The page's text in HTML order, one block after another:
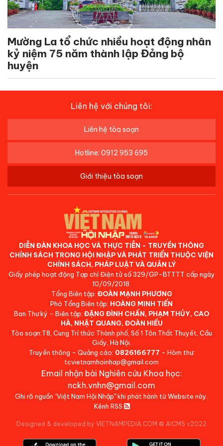
Mường La tổ chức nhiều hoạt động nhân
kỷ niệm 75 năm thành lập Đảng bộ
huyện
Liên hệ với chúng tôi:
Liên hệ tòa soạn
Hotline: 0912 953 695
Giới thiệu tòa soạn
DIỄN ĐÀN KHOA HỌC VÀ THỰC TIỄN - TRUYỀN THÔNG
CHÍNH SÁCH TRONG HỘI NHẬP VÀ PHÁT TRIỂN THUỘC VIỆN
CHÍNH SÁCH, PHÁP LUẬT VÀ QUẢN LÝ
Giấy phép hoạt động Tạp chí Điện tử số 329/GP-BTTTT cấp ngày
10/09/2018.
Tổng Biên tập: ĐOÀN MẠNH PHƯƠNG
Phó Tổng Biên tập: HOÀNG MINH TIẾN
Ban Thư ký - Biên tập: ĐẶNG ĐÌNH CHẤN, PHẠM THỦY, CAO
HÀ, NHẬT QUANG, ĐOÀN HIẾU
Tòa soạn:T8, Cung Trí thức Thành phố, Số 1 Tôn Thất Thuyết, Cầu
Giấy, Hà Nội.
Truyền thông - Quảng cáo: 0826166777 - Hòm thư:
tcvietnamhoinhap@gmail.com
Email nhận bài Nghiên cứu Khoa học:
nckh.vnhn@gmail.com
Ghi rõ nguồn "Việt Nam Hội Nhập" khi phát hành từ Website này.
Kênh RSS
Designed & developed by VIETNAMPEDIA.COM © AICMS v2022